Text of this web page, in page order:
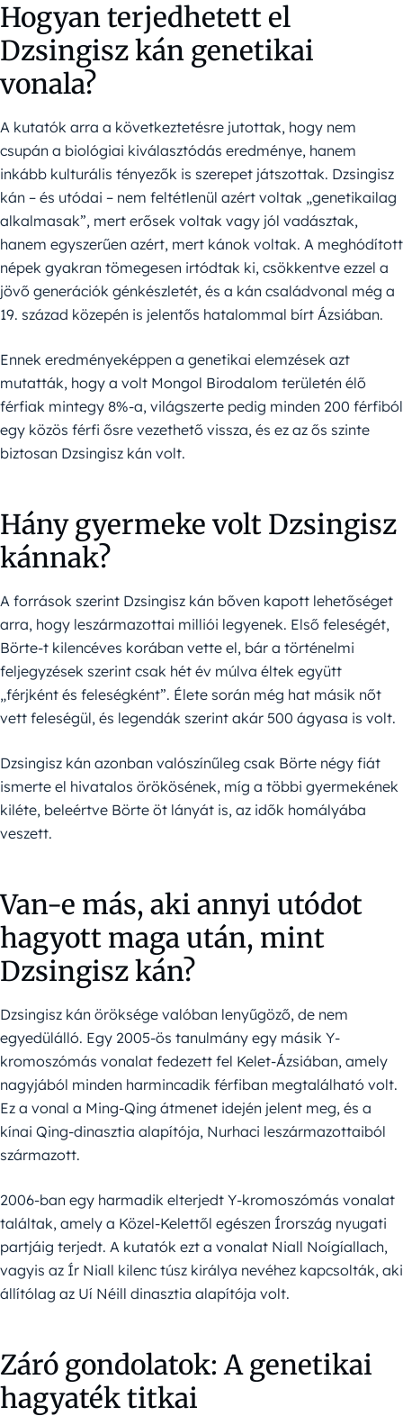
Hogyan terjedhetett el
Dzsingisz kán genetikai
vonala?
A kutatók arra a következtetésre jutottak, hogy nem
csupán a biológiai kiválasztódás eredménye, hanem
inkább kulturális tényezők is szerepet játszottak. Dzsingisz
kán – és utódai – nem feltétlenül azért voltak „genetikailag
alkalmasak”, mert erősek voltak vagy jól vadásztak,
hanem egyszerűen azért, mert kánok voltak. A meghódított
népek gyakran tömegesen irtódtak ki, csökkentve ezzel a
jövő generációk génkészletét, és a kán családvonal még a
19. század közepén is jelentős hatalommal bírt Ázsiában.
Ennek eredményeképpen a genetikai elemzések azt
mutatták, hogy a volt Mongol Birodalom területén élő
férfiak mintegy 8%-a, világszerte pedig minden 200 férfiból
egy közös férfi ősre vezethető vissza, és ez az ős szinte
biztosan Dzsingisz kán volt.
Hány gyermeke volt Dzsingisz
kánnak?
A források szerint Dzsingisz kán bőven kapott lehetőséget
arra, hogy leszármazottai milliói legyenek. Első feleségét,
Börte-t kilencéves korában vette el, bár a történelmi
feljegyzések szerint csak hét év múlva éltek együtt
„férjként és feleségként”. Élete során még hat másik nőt
vett feleségül, és legendák szerint akár 500 ágyasa is volt.
Dzsingisz kán azonban valószínűleg csak Börte négy fiát
ismerte el hivatalos örökösének, míg a többi gyermekének
kiléte, beleértve Börte öt lányát is, az idők homályába
veszett.
Van-e más, aki annyi utódot
hagyott maga után, mint
Dzsingisz kán?
Dzsingisz kán öröksége valóban lenyűgöző, de nem
egyedülálló. Egy 2005-ös tanulmány egy másik Y-
kromoszómás vonalat fedezett fel Kelet-Ázsiában, amely
nagyjából minden harmincadik férfiban megtalálható volt.
Ez a vonal a Ming-Qing átmenet idején jelent meg, és a
kínai Qing-dinasztia alapítója, Nurhaci leszármazottaiból
származott.
2006-ban egy harmadik elterjedt Y-kromoszómás vonalat
találtak, amely a Közel-Kelettől egészen Írország nyugati
partjáig terjedt. A kutatók ezt a vonalat Niall Noígíallach,
vagyis az Ír Niall kilenc túsz királya nevéhez kapcsolták, aki
állítólag az Uí Néill dinasztia alapítója volt.
Záró gondolatok: A genetikai
hagyaték titkai